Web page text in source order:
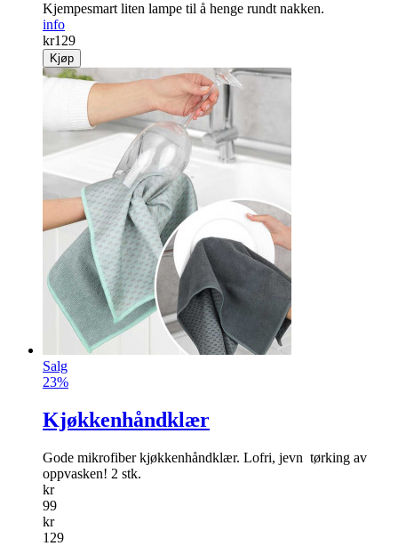
Kjempesmart liten lampe til å henge rundt nakken.
info
kr129
Kjøp
Salg
23%
Kjøkkenhåndklær
Gode mikrofiber kjøkkenhåndklær. Lofri, jevn ­ tørking av
oppvasken! 2 stk.
kr
99
kr
129